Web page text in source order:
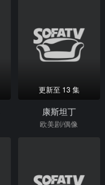
更新至 13 集
康斯坦丁
欧美剧/偶像